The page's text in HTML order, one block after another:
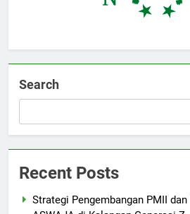
Search
Recent Posts
Strategi Pengembangan PMII